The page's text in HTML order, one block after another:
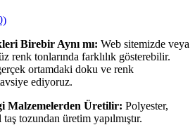
Birebir Aynı mı: Web sitemizde veya
renk tonlarında farklılık gösterebilir.
ortamdaki doku ve renk
ediyoruz.
Malzemelerden Üretilir: Polyester,
tozundan üretim yapılmıştır.